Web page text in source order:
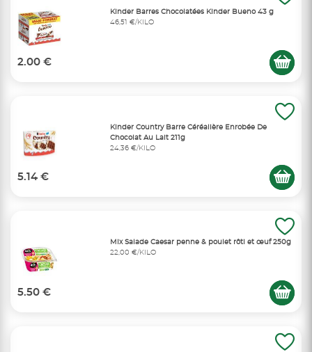
Kinder Barres Chocolatées Kinder Bueno 43 g
46,51 €/KILO
2.00 €
Kinder Country Barre Céréalière Enrobée De
Chocolat Au Lait 211g
24,36 €/KILO
5.14 €
Mix Salade Caesar penne & poulet rôti et œuf 250g
22,00 €/KILO
5.50 €